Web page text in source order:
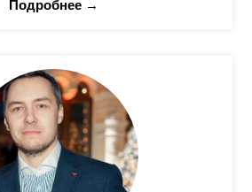
Подробнее →